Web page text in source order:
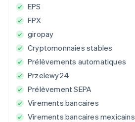
EPS
FPX
giropay
Cryptomonnaies stables
Prélèvements automatiques
Przelewy24
Prélèvement SEPA
Virements bancaires
Virements bancaires mexicains